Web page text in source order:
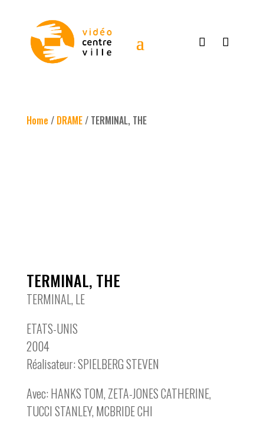
Home / DRAME/ TERMINAL, THE
TERMINAL, THE
TERMINAL, LE
ETATS-UNIS
2004
Réalisateur: SPIELBERG STEVEN
Avec: HANKS TOM, ZETA-JONES CATHERINE,
TUCCI STANLEY, MCBRIDE CHI